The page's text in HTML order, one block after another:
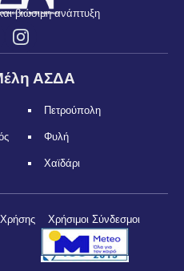
βιώσιμη ανάπτυξη
ΑΣΔΑ
Πετρούπολη
Φυλή
Χαϊδάρι
Χρήσιμοι Σύνδεσμοι